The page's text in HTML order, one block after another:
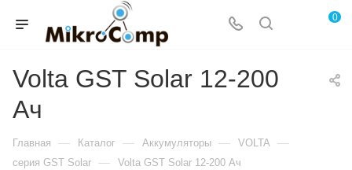
0
Volta GST Solar 12-200
Ач
Главная — Каталог — Аккумуляторы — VOLTA —
серия GST Solar — Volta GST Solar 12-200 Ач